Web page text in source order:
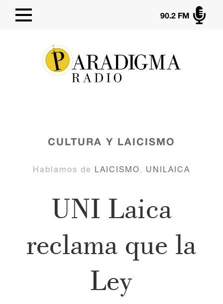

90.2 FM
CULTURA Y LAICISMO
Hablamos de LAICISMO, UNILAICA
UNI Laica
reclama que la
Ley